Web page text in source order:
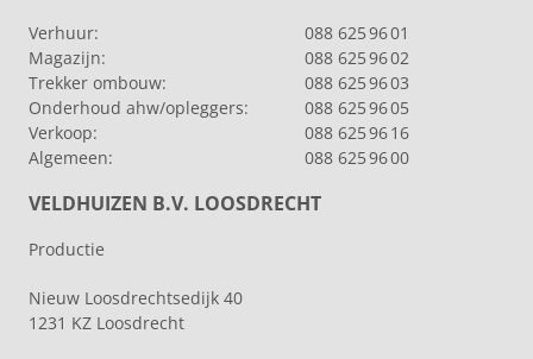
Verhuur:
088 625 96 01
Magazijn:
088 625 96 02
Trekker ombouw:
088 625 96 03
Onderhoud ahw/opleggers:
088 625 96 05
Verkoop:
088 625 96 16
Algemeen:
088 625 96 00
VELDHUIZEN B.V. LOOSDRECHT
Productie
Nieuw Loosdrechtsedijk 40
1231 KZ Loosdrecht